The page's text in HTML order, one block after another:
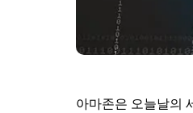
아마존은 오늘날의